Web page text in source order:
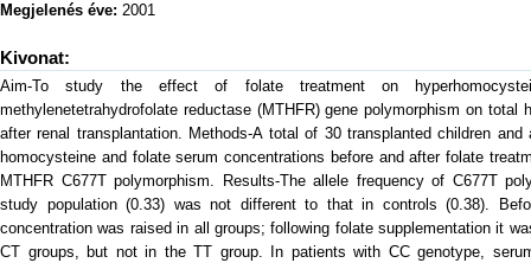
Megjelenés éve: 2001
Kivonat:
Aim-To study the effect of folate treatment on
methylenetetrahydrofolate reductase (MTHFR) gene polymorphism on total
after renal transplantation. Methods-A total of 30 transplanted children
homocysteine and folate serum concentrations before and after folate
MTHFR C677T polymorphism. Results-The allele frequency of C677T
study population (0.33) was not different to that in controls (0.38).
concentration was raised in all groups; following folate supplementation it
CT groups, but not in the TT group. In patients with CC genotype,